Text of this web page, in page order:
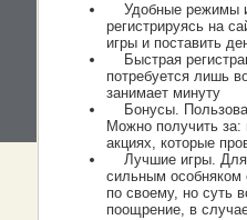
Удобные режимы
регистрируясь на
игры и поставить
Быстрая
потребуется лишь
занимает минуту
Бонусы.
Можно получить за:
акциях, которые
Лучшие игры. Для
сильным особняком
по своему, но суть
поощрение, в